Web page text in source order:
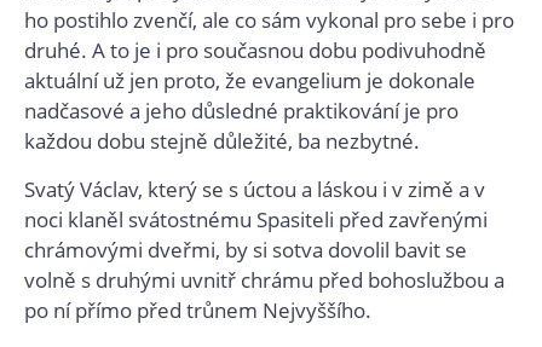
ho postihlo zvenčí, ale co sám vykonal pro sebe i pro
druhé. A to je i pro současnou dobu podivuhodně
aktuální už jen proto, že evangelium je dokonale
nadčasové a jeho důsledné praktikování je pro
každou dobu stejně důležité, ba nezbytné.
Svatý Václav, který se s úctou a láskou i v zimě a v
noci klaněl svátostnému Spasiteli před zavřenými
chrámovými dveřmi, by si sotva dovolil bavit se
volně s druhými uvnitř chrámu před bohoslužbou a
po ní přímo před trůnem Nejvyššího.